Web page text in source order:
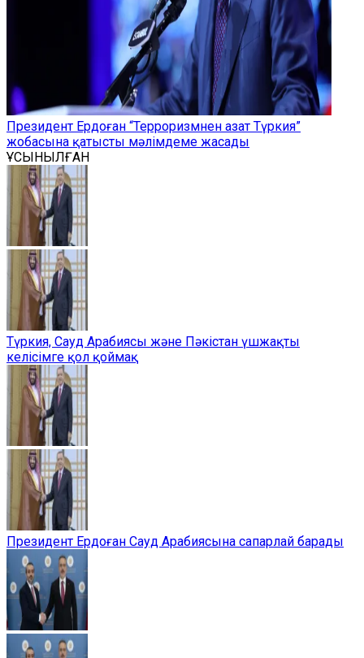
Президент Ердоған “Терроризмнен азат Түркия”
жобасына қатысты мәлімдеме жасады
ҰСЫНЫЛҒАН
Түркия, Сауд Арабиясы және Пәкістан үшжақты
келісімге қол қоймақ
Президент Ердоған Сауд Арабиясына сапарлай барады